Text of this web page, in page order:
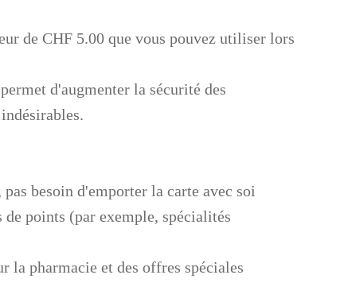
de CHF 5.00 que vous pouvez utiliser lors
d'augmenter la sécurité des
besoin d'emporter la carte avec soi
points (par exemple, spécialités
la pharmacie et des offres spéciales